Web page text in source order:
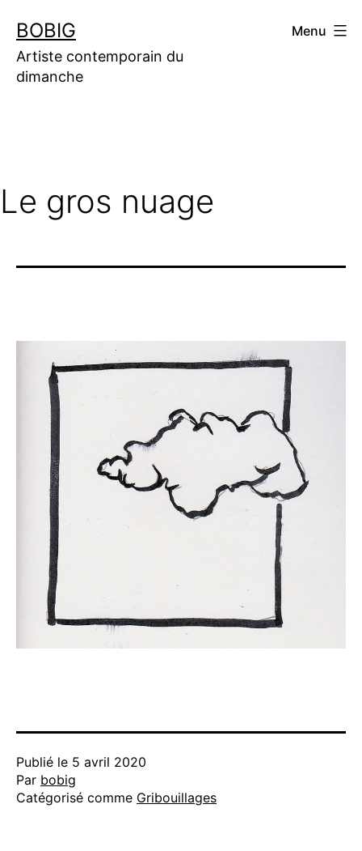
contenu
BOBIG
Artiste contemporain du
dimanche
Menu
Le gros nuage
Publié le 5 avril 2020
Par bobig
Catégorisé comme Gribouillages